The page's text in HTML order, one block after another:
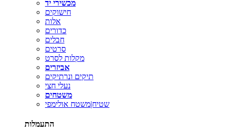
מכשירי יד
חישוקים
אלות
כדורים
חבלים
סרטים
מקלות לסרט
אביזרים
תיקים ונרתיקים
נעלי חצי
משטחים
שטיח|משטח אולימפי
התעמלות